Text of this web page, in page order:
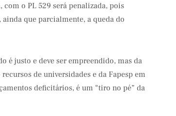
com o PL 529 será penalizada, pois
que parcialmente, a queda do
é justo e deve ser empreendido, mas da
de universidades e da Fapesp em
deficitários, é um “tiro no pé” da